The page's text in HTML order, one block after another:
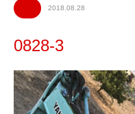
2018.08.28
0828-3